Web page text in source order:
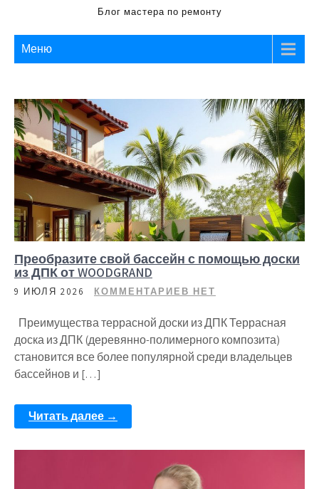
Блог мастера по ремонту
Меню
Преобразите свой бассейн с помощью доски
из ДПК от WOODGRAND
9 ИЮЛЯ 2026 КОММЕНТАРИЕВ НЕТ
Преимущества террасной доски из ДПК Террасная
доска из ДПК (деревянно-полимерного композита)
становится все более популярной среди владельцев
бассейнов и […]
Читать далее →